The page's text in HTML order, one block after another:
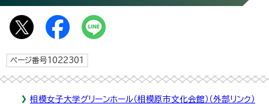
ページ番号1022301
相模女子大学グリーンホール（相模原市文化会館） （外部リンク）